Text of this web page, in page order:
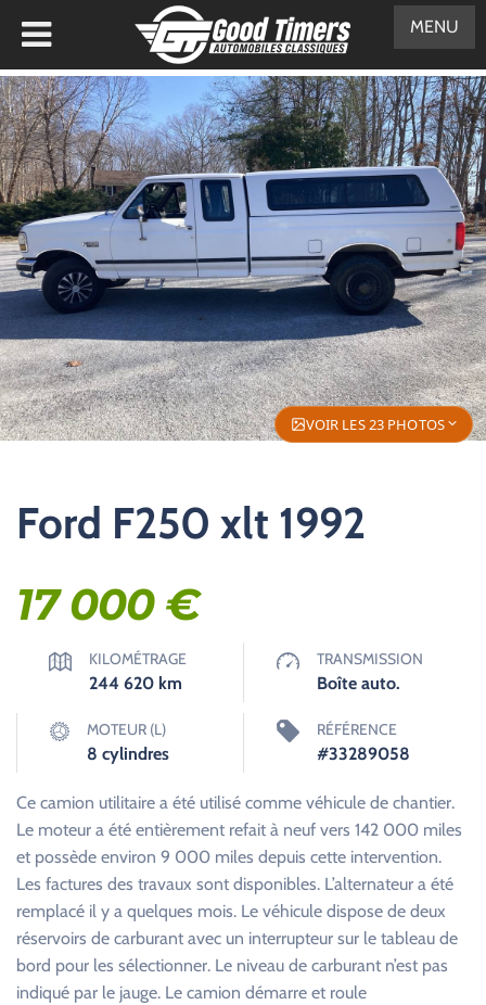
VOIR LES 23 PHOTOS
Ford F250 xlt 1992
17 000€
KILOMÉTRAGE
244 620 km
TRANSMISSION
Boîte auto.
MOTEUR (L)
8 cylindres
RÉFÉRENCE
#33289058
Ce camion utilitaire a été utilisé comme véhicule de chantier.
Le moteur a été entièrement refait à neuf vers 142 000 miles
et possède environ 9 000 miles depuis cette intervention.
Les factures des travaux sont disponibles. L’alternateur a été
remplacé il y a quelques mois. Le véhicule dispose de deux
réservoirs de carburant avec un interrupteur sur le tableau de
bord pour les sélectionner. Le niveau de carburant n’est pas
indiqué par le jauge. Le camion démarre et roule
MENU